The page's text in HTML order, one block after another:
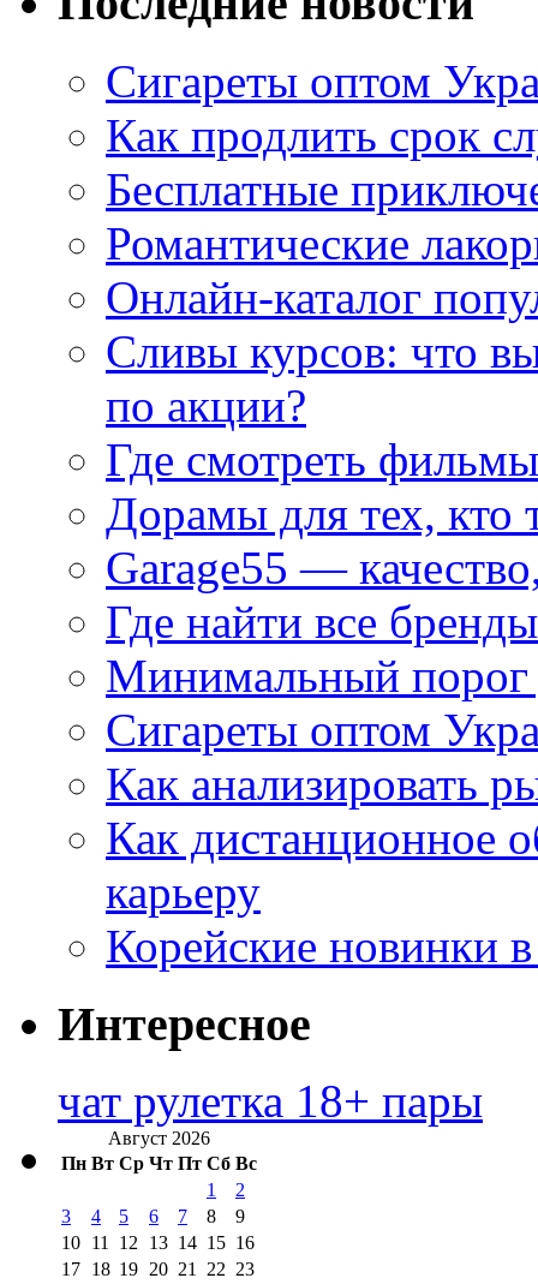
Сигареты оптом
Как продлить срок
Бесплатные
Романтические
Онлайн-каталог
Сливы курсов: что
по акции?
Где смотреть
Дорамы для тех, кто
Garage55 —
Где найти все
Минимальный порог
Сигареты оптом
Как анализировать
Как дистанционное
карьеру
Корейские новинки
Интересное
чат рулетка 18+ пары
Август 2026
Пн Вт Ср Чт Пт Сб Вс
1
2
3
4 5 6 7 8
9
10 11 12 13 14 15 16
17 18 19 20 21 22 23